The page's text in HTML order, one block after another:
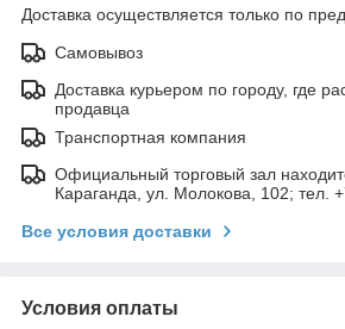
Доставка осуществляется только по
Самовывоз
Доставка курьером по городу, где
продавца
Транспортная компания
Официальный торговый зал
Караганда, ул. Молокова, 102; тел.
Все условия доставки
Условия оплаты